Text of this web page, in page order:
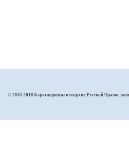
© 2010-2018 Карагандинская епархия Русской